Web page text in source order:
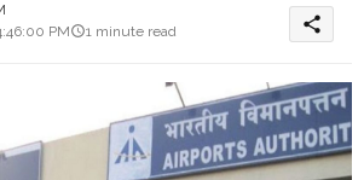
PM
1 minute read share